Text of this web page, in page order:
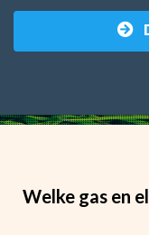
Welke gas en